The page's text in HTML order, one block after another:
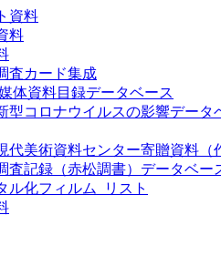
資料
料
査カード集成
体資料目録データベース
型コロナウイルスの影響データ
代美術資料センター寄贈資料（
査記録（赤松調書）データベー
ル化フィルム_リスト